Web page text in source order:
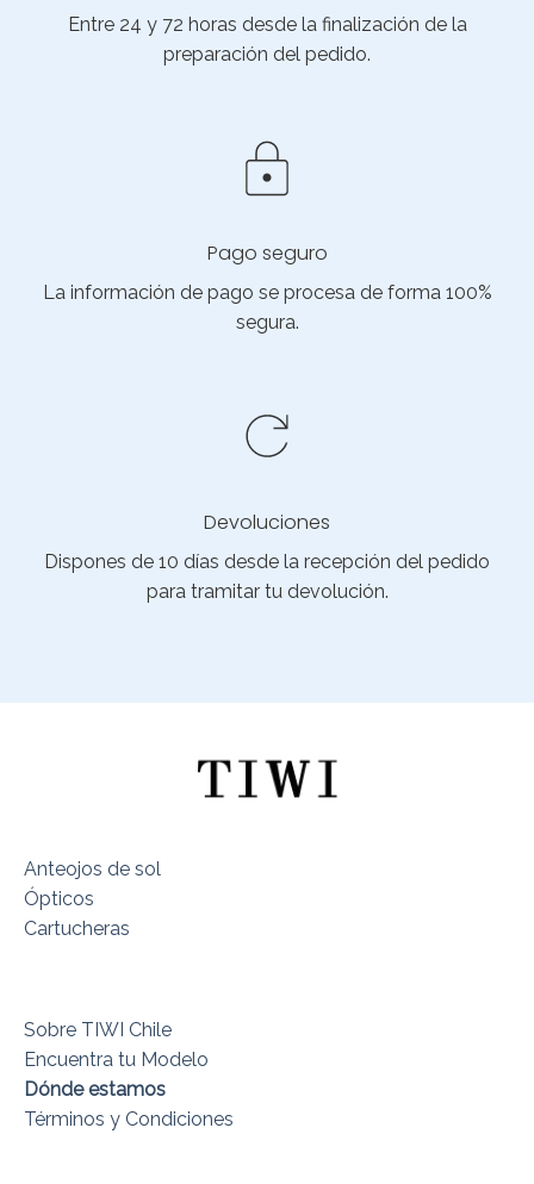
Entre 24 y 72 horas desde la finalización de la
preparación del pedido.
Pago seguro
La información de pago se procesa de forma 100%
segura.
Devoluciones
Dispones de 10 días desde la recepción del pedido
para tramitar tu devolución.
Anteojos de sol
Ópticos
Cartucheras
Sobre TIWI Chile
Encuentra tu Modelo
Dónde estamos
Términos y Condiciones